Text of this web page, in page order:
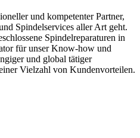
und kompetenter Partner,
Spindelservices aller Art geht.
Spindelreparaturen in
für unser Know-how und
und global tätiger
Vielzahl von Kundenvorteilen.